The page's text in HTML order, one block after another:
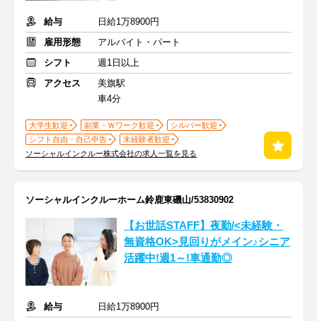
給与
日給1万8900円
雇用形態
アルバイト・パート
シフト
週1日以上
アクセス
美旗駅
車4分
大学生歓迎 副業・Ｗワーク歓迎
シルバー歓迎
シフト自由・自己申告
未経験者歓迎
ソーシャルインクルー株式会社の求人一覧を見る
ソーシャルインクルーホーム鈴鹿東磯山/53830902
【お世話STAFF】夜勤/<未経験・
無資格OK>見回りがメイン♪シニア
活躍中!週1～!車通勤◎
給与
日給1万8900円